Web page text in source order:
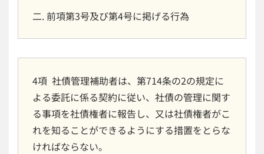
前項第3号及び第4号に掲げる行為
4項 社債管理補助者は、第714条の2の規定に
よる委託に係る契約に従い、社債の管理に関す
る事項を社債権者に報告し、又は社債権者がこ
れを知ることができるようにする措置をとらな
ければならない。